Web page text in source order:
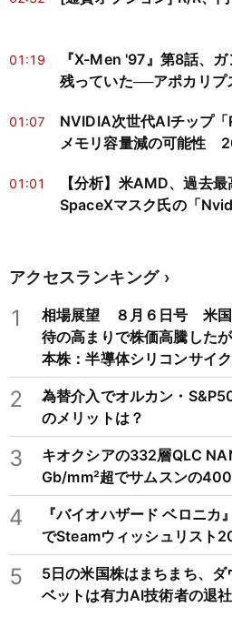
01:19
『X-Men '97』第8話、
残っていた──アポカリプ
01:07
NVIDIA次世代AIチップ
メモリ容量減の可能性
01:01
【分析】米AMD、過去
SpaceXマスク氏の「
アクセスランキング
1
相場展望 ８月６日号 米国
待の高まりで株価高騰した
本株：半導体シリコンサイ
不況を繰り返すため注意
2
為替介入でオルカン・
のメリットは？
3
キオクシアの332層QLC
Gb/mm²超でサムスンの
4
『バイオハザード ベロニカ
でSteamウィッシュリスト
5
5日の米国株はまちまち、
ベットは有力AI技術者の退